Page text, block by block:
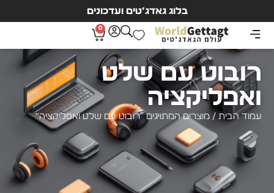
בלוג גאדג’טים ועדכונים
0
רובוט עם שלט
ואפליקציה
עמוד הבית / מוצרים המתויגים “רובוט עם שלט ואפליקציה”